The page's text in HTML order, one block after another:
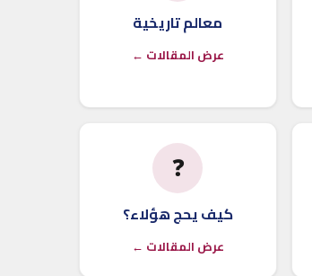
معالم تاريخية
عرض المقالات ←
❓
كيف يحج هؤلاء؟
عرض المقالات ←